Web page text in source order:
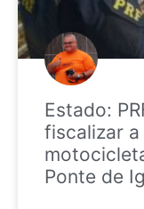
Estado:
fiscalizar
Ponte de